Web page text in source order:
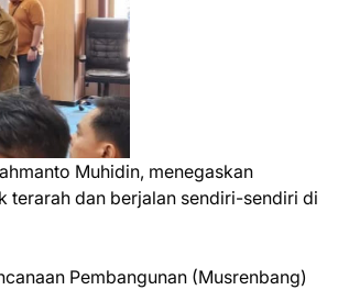
Muhidin, menegaskan
terarah dan berjalan sendiri-sendiri di
Pembangunan (Musrenbang)